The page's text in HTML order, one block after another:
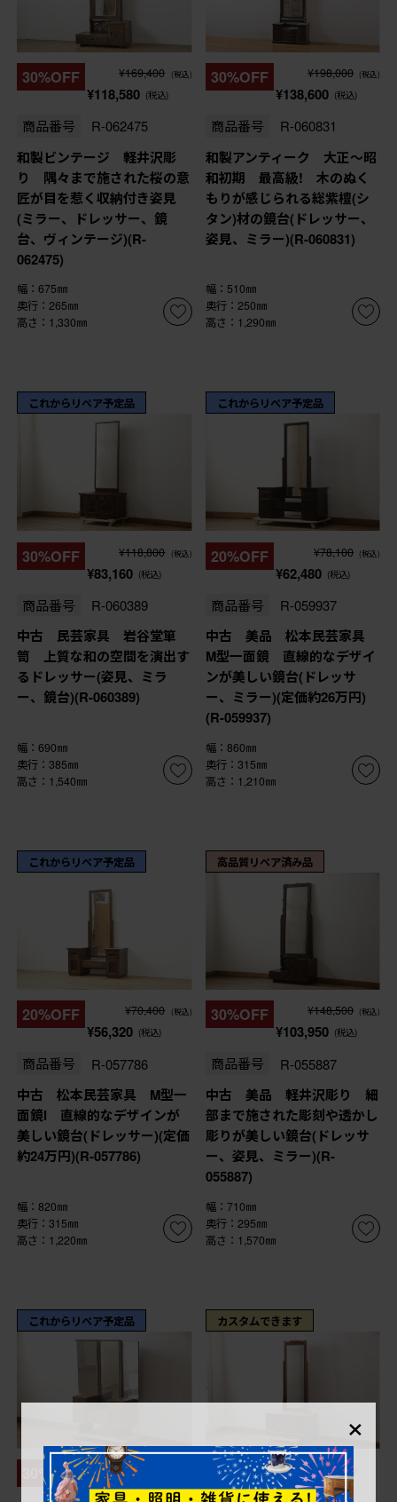
30%OFF ¥169,400 (税込)
¥118,580 (税込)
商品番号 R-062475
和製ビンテージ 軽井沢彫
り 隅々まで施された桜の意
匠が目を惹く収納付き姿見
(ミラー、ドレッサー、鏡
台、ヴィンテージ)(R-
062475)
幅：675㎜
奥行：265㎜
高さ：1,330㎜
30%OFF ¥198,000 (税込)
¥138,600 (税込)
商品番号 R-060831
和製アンティーク 大正〜昭
和初期 最高級! 木のぬく
もりが感じられる総紫檀(シ
タン)材の鏡台(ドレッサー、
姿見、ミラー)(R-060831)
幅：510㎜
奥行：250㎜
高さ：1,290㎜
これからリペア予定品
30%OFF ¥118,800 (税込)
¥83,160 (税込)
商品番号 R-060389
中古 民芸家具 岩谷堂箪
笥 上質な和の空間を演出す
るドレッサー(姿見、ミラ
ー、鏡台)(R-060389)
幅：690㎜
奥行：385㎜
高さ：1,540㎜
これからリペア予定品
20%OFF ¥78,100 (税込)
¥62,480 (税込)
商品番号 R-059937
中古 美品 松本民芸家具
M型一面鏡 直線的なデザイ
ンが美しい鏡台(ドレッサ
ー、ミラー)(定価約26万円)
(R-059937)
幅：860㎜
奥行：315㎜
高さ：1,210㎜
これからリペア予定品
20%OFF ¥70,400 (税込)
¥56,320 (税込)
商品番号 R-057786
中古 松本民芸家具 M型一
面鏡I 直線的なデザインが
美しい鏡台(ドレッサー)(定価
約24万円)(R-057786)
幅：820㎜
奥行：315㎜
高さ：1,220㎜
高品質リペア済み品
30%OFF ¥148,500 (税込)
¥103,950 (税込)
商品番号 R-055887
中古 美品 軽井沢彫り 細
部まで施された彫刻や透かし
彫りが美しい鏡台(ドレッサ
ー、姿見、ミラー)(R-
055887)
幅：710㎜
奥行：295㎜
高さ：1,570㎜
これからリペア予定品
30%OFF ¥198,000
¥138,600 (税込)
カスタムできます
¥118,800 (税込)
×